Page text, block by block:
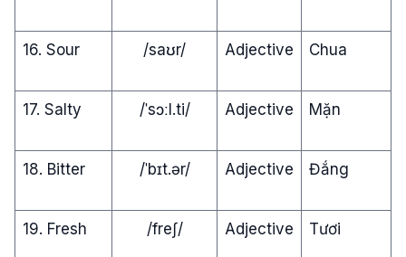
16. Sour /saʊr/ Adjective Chua
17. Salty /ˈsɔːl.ti/ Adjective Mặn
18. Bitter /ˈbɪt.ər/ Adjective Đắng
19. Fresh /freʃ/ Adjective Tươi